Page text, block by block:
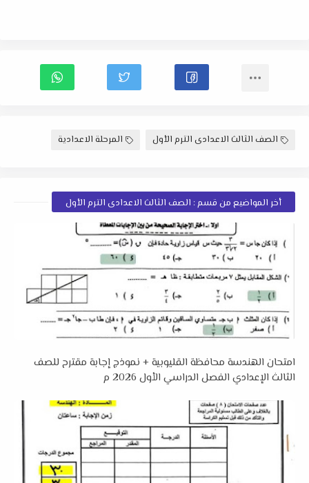
الصف الثالث الاعدادى الترم الأول المرحلة الاعدادية
أخر المواضيع من قسم : الصف الثالث الاعدادى الترم الأول
امتحان الهندسة محافظة القليوبية + نموذج إجابة مقترح للصف
الثالث الإعدادي الفصل الدراسي الأول 2026 م